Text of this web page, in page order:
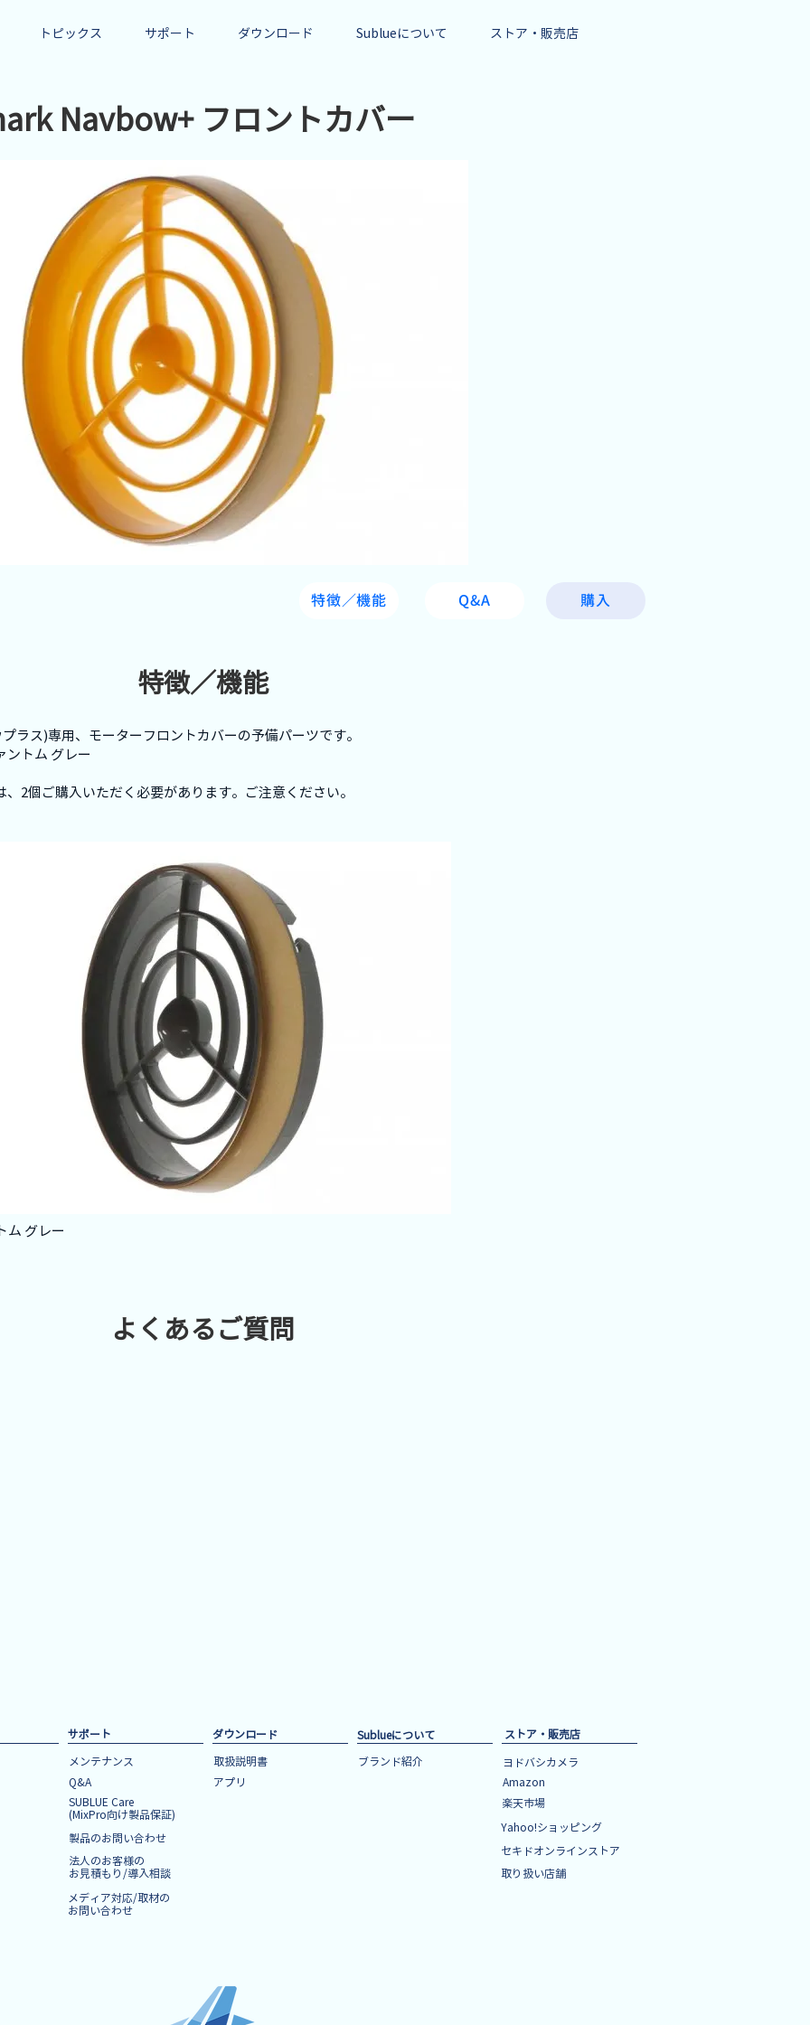
トピックス サポート ダウンロード Sublueについて ストア・販売店
Navbow+ フロントカバー
特徴／機能 Q&A 購入
特徴／機能
ラス)専用、モーターフロントカバーの予備パーツです。
ントム グレー
2個ご購入いただく必要があります。ご注意ください。
ム グレー
よくあるご質問
サポート
メンテナンス
Q&A
SUBLUE Care
(MixPro向け​製品保証)
ダウンロード
取扱説明書
アプリ
Sublueについて ストア・販売店
ブランド紹介
Amazon
楽天市場
製品のお問い合わせ
法人のお客様の
お見積もり/導入相談
メディア対応/取材の
お問い合わせ
Yahoo!ショッピング
セキドオンラインストア
取り扱い店舗
ヨドバシカメラ